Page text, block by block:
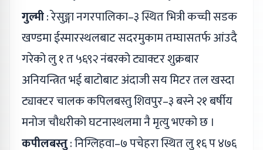
गुल्मी: रेसुङ्गा नगरपालिका–३ स्थित भित्री कच्ची सडक
खण्डमा ईस्मारस्थलबाट सदरमुकाम तम्घासतर्फ आंउदै
गरेको लु १ त ५६९२ नंबरको ट्याक्टर शुक्रबार
अनियन्त्रित भई बाटोबाट अंदाजी सय मिटर तल खस्दा
ट्याक्टर चालक कपिलबस्तु शिवपुर–३ बस्ने २१ बर्षीय
मनोज चौधरीको घटनास्थलमा नै मृत्यु भएको छ ।
कपीलबस्तु: निग्लिहवा–७ पचेहरा स्थित लु १६ प ४७६